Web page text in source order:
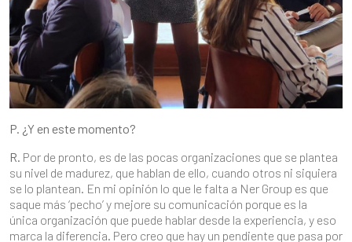
P. ¿Y en este momento?
R. Por de pronto, es de las pocas organizaciones que se plantea
su nivel de madurez, que hablan de ello, cuando otros ni siquiera
se lo plantean. En mi opinión lo que le falta a Ner Group es que
saque más ‘pecho’ y mejore su comunicación porque es la
única organización que puede hablar desde la experiencia, y eso
marca la diferencia. Pero creo que hay un pendiente que pasa por